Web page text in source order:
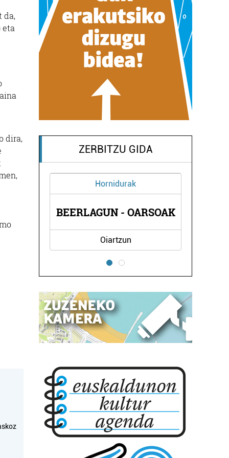
da,
eta
dira,
ZERBITZU GIDA
Hornidurak
BEERLAGUN - OARSOAK
Oiartzun